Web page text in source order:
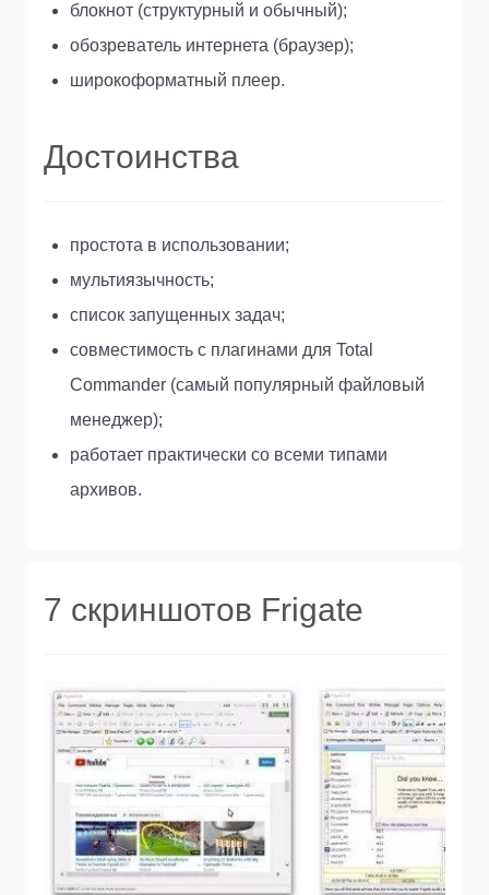
блокнот (структурный и обычный);
обозреватель интернета (браузер);
широкоформатный плеер.
Достоинства
простота в использовании;
мультиязычность;
список запущенных задач;
совместимость с плагинами для Total
Commander (самый популярный файловый
менеджер);
работает практически со всеми типами
архивов.
7 скриншотов Frigate